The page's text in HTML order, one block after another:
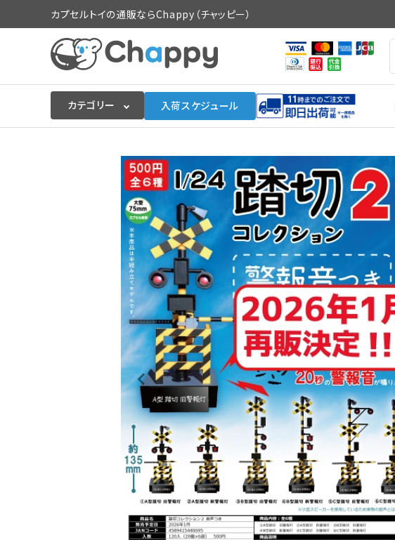
カプセルトイの通販ならChappy（チャッピー）
カテゴリー 入荷スケジュール
入荷スケジュールをチェック
カプセルトイマシン本体
販促用カプセルトイ
よくあるご質問
ご利用ガイド